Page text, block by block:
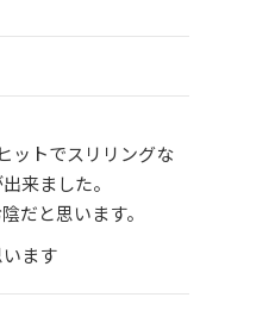
ットでスリリングな
来ました。
だと思います。
ます